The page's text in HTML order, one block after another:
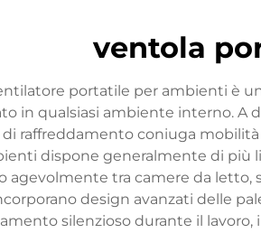
ventola
portatile per ambienti è
in qualsiasi ambiente interno. A
raffreddamento coniuga
dispone generalmente di più
agevolmente tra camere da letto,
design avanzati delle
silenzioso durante il